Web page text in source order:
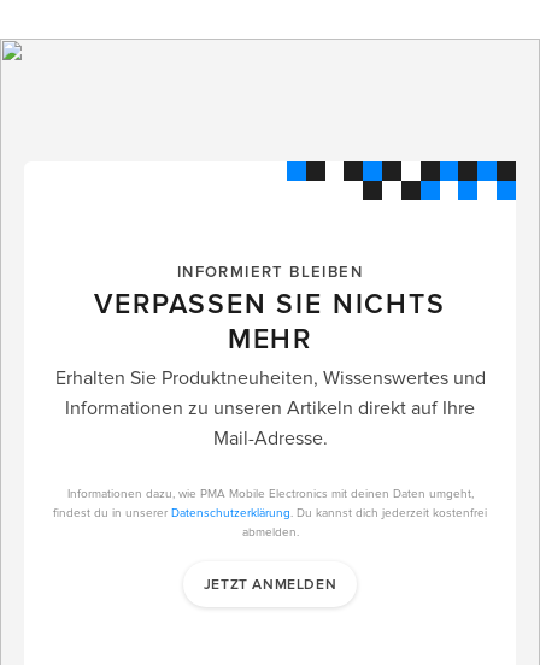
INFORMIERT BLEIBEN
VERPASSEN SIE NICHTS
MEHR
Erhalten Sie Produktneuheiten, Wissenswertes und
Informationen zu unseren Artikeln direkt auf Ihre
Mail-Adresse.
Informationen dazu, wie PMA Mobile Electronics mit deinen Daten umgeht,
findest du in unserer Datenschutzerklärung. Du kannst dich jederzeit kostenfrei
abmelden.
JETZT ANMELDEN